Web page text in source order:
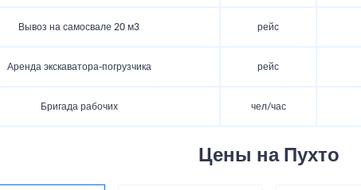
Вывоз на самосвале 20 м3 рейс
Аренда экскаватора-погрузчика рейс
Бригада рабочих чел/час
Цены на Пухто